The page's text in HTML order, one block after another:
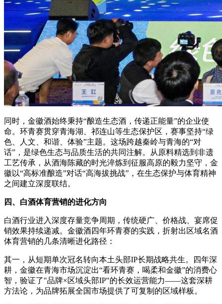
同时，金徽酒始终秉持“酿造生态酒，传递正能量”的企业使
命。环青赛贯穿青海湖、祁连山等生态保护区，赛事坚持“绿
色、人文、和谐、体验”主题。这场跨越秦岭与青海的“对
话”，是绿色生态与品质生活的共同注解。从原料精选到非遗
工艺传承，从酒海陈藏的时光淬炼到征服高原的毅力坚守，金
徽以“高标准酿造”对话“高海拔挑战”，在生态保护与体育精神
之间建立深度联结。
四、白酒体育营销的进化方向
白酒行业进入深度存量竞争周期，传统硬广、价格战、宴席促
销效果持续递减。金徽酒四年环青赛的实践，折射出区域名酒
体育营销的几条清晰进化路径：
其一，从短期单次冠名转向本土头部IP长期战略共生。四年深
耕，金徽在青海市场沉淀出“看环青赛，喝柔和金徽”的消费心
智，验证了"品牌×区域头部IP"的长效运营能力——这套深耕
方法论，为品牌拓展全国市场提供了可复制的区域样板。